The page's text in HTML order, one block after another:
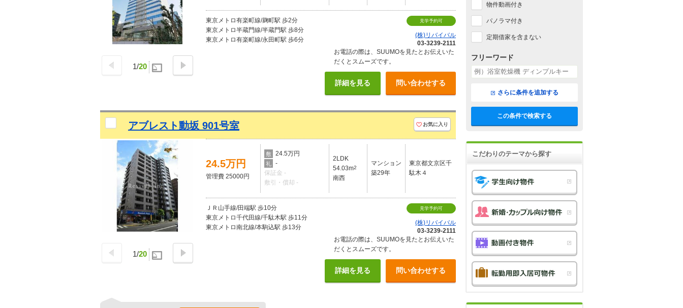
1/20
東京メトロ有楽町線/麹町駅 歩2分
東京メトロ半蔵門線/半蔵門駅 歩8分
東京メトロ有楽町線/永田町駅 歩6分
見学予約可
(株)リバイバル
03-3239-2111
お電話の際は、SUUMOを見たとお伝えいた
だくとスムーズです。
詳細を見る 問い合わせする
アブレスト動坂 901号室 お気に入り
1/20
24.5万円
管理費 25000円
敷 24.5万円
礼
-
保証金 -
敷引・償却 -
2LDK
54.03m2
南西
マンション
築29年
東京都文京区千
駄木４
ＪＲ山手線/田端駅 歩10分
東京メトロ千代田線/千駄木駅 歩11分
東京メトロ南北線/本駒込駅 歩13分
見学予約可
(株)リバイバル
03-3239-2111
お電話の際は、SUUMOを見たとお伝えいた
だくとスムーズです。
詳細を見る 問い合わせする
物件動画付き
パノラマ付き
定期借家を含まない
フリーワード
さらに条件を追加する
この条件で検索する
こだわりのテーマから探す